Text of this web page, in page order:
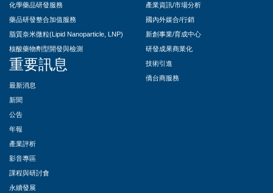
化學藥品研發服務
藥品研發整合加值服務
脂質奈米微粒(Lipid Nanoparticle, LNP)
核酸藥物劑型開發與檢測
重要訊息
最新消息
新聞
公告
年報
產業評析
影音專區
課程與研討會
永續發展
產業資訊/市場分析
國內外媒合/行銷
新創事業/育成中心
研發成果商業化
技術引進
僑台商服務